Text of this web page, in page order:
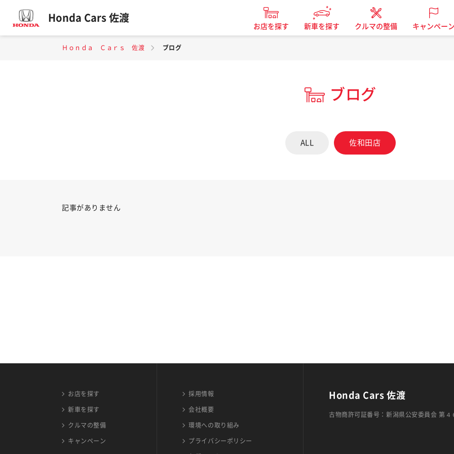
Honda Cars 佐渡
お店を探す 新車を探す クルマの整備 キャンペーン
Ｈｏｎｄａ Ｃａｒｓ 佐渡 ブログ
ブログ
ALL 佐和田店
記事がありません
お店を探す
新車を探す
クルマの整備
キャンペーン
採用情報
会社概要
環境への取り組み
プライバシーポリシー
Honda Cars 佐渡
古物商許可証番号：新潟県公安委員会 第